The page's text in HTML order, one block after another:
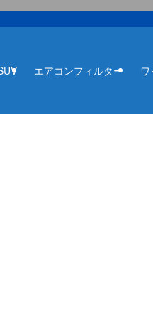
エアコンフィルター ワ